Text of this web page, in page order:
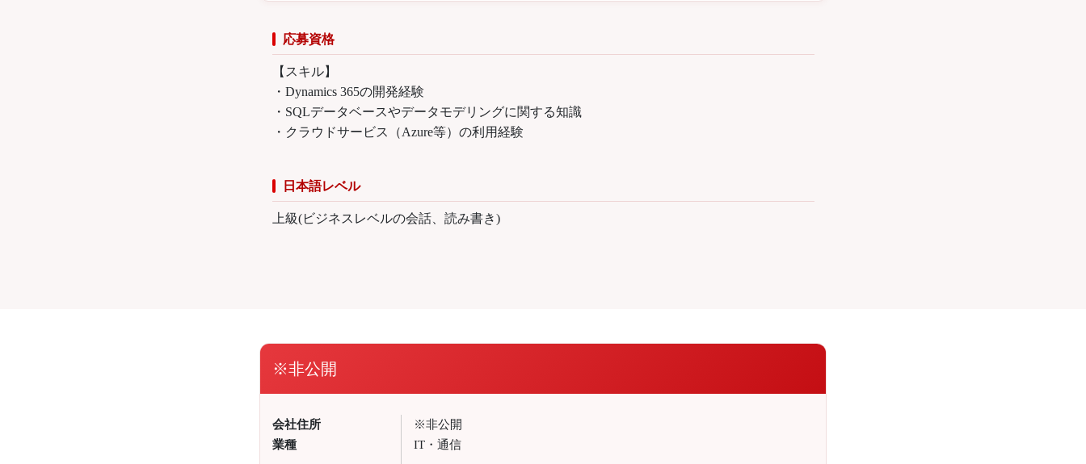
応募資格
【スキル】
・Dynamics 365の開発経験
・SQLデータベースやデータモデリングに関する知識
・クラウドサービス（Azure等）の利用経験
日本語レベル
上級(ビジネスレベルの会話、読み書き)
※非公開
会社住所
※非公開
業種
IT・通信